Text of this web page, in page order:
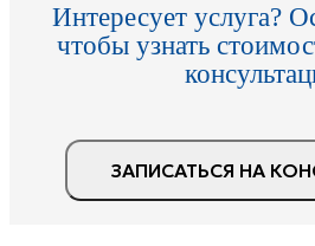
Интересует услуга?
чтобы узнать
ЗАПИСАТЬСЯ НА